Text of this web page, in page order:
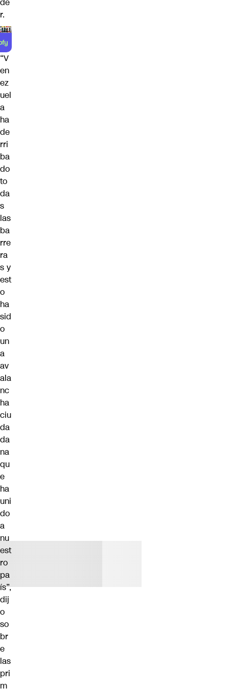
r.
“V
en
ez
uel
a
ha
de
rri
ba
do
to
da
s
las
ba
rre
ra
s y
est
o
ha
sid
o
un
a
av
ala
nc
ha
ciu
da
da
na
qu
e
ha
uni
do
a
nu
est
ro
pa
ís”,
dij
o
so
br
e
las
pri
m